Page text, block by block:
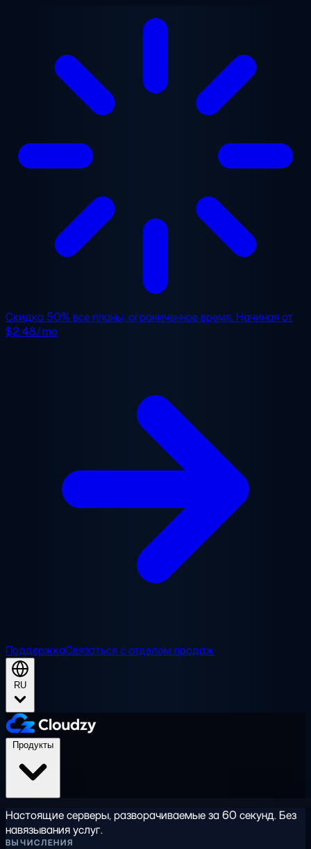
Перейти к основному содержанию
Скидка 50% все планы, ограниченное время. Начиная от
$2.48/mo
ПоддержкаСвязаться с отделом продаж
RU
Настоящие серверы, разворачиваемые за 60 секунд. Без
навязывания услуг.
ВЫЧИСЛЕНИЯ